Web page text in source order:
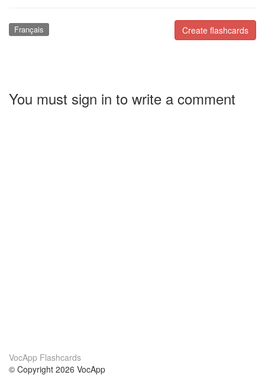
Create flashcards
Français
You must sign in to write a comment
VocApp Flashcards
© Copyright 2026 VocApp